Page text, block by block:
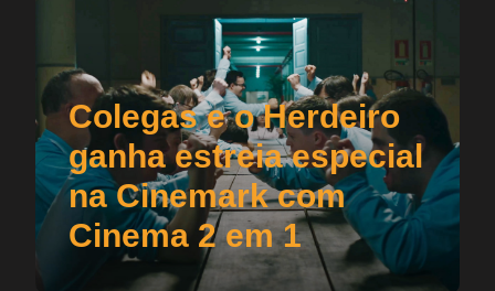
Colegas e o Herdeiro
ganha estreia especial
na Cinemark com
Cinema 2 em 1